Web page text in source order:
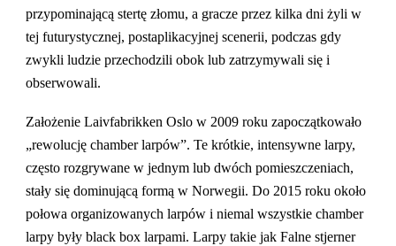
przypominającą stertę złomu, a gracze przez kilka dni żyli w
tej futurystycznej, postaplikacyjnej scenerii, podczas gdy
zwykli ludzie przechodzili obok lub zatrzymywali się i
obserwowali.
Założenie Laivfabrikken Oslo w 2009 roku zapoczątkowało
„rewolucję chamber larpów”. Te krótkie, intensywne larpy,
często rozgrywane w jednym lub dwóch pomieszczeniach,
stały się dominującą formą w Norwegii. Do 2015 roku około
połowa organizowanych larpów i niemal wszystkie chamber
larpy były black box larpami. Larpy takie jak Falne stjerner